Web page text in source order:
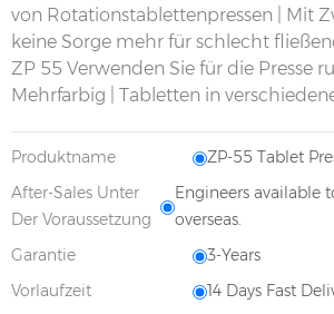
von Rotationstablettenpressen | Mit
keine Sorge mehr für schlecht
ZP 55 Verwenden Sie für die Presse
Mehrfarbig | Tabletten in
Produktname
ZP-55 Tablet
After-Sales Unter
Der Voraussetzung
Engineers available
overseas.
Garantie
3-Years
Vorlaufzeit
14 Days Fast